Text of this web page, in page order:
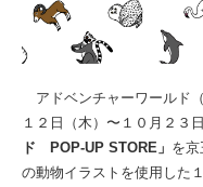
アドベンチャーワールド
１２⽇（木）〜１０月２３
ド POP-UP STORE」 を
の動物イラストを使用した